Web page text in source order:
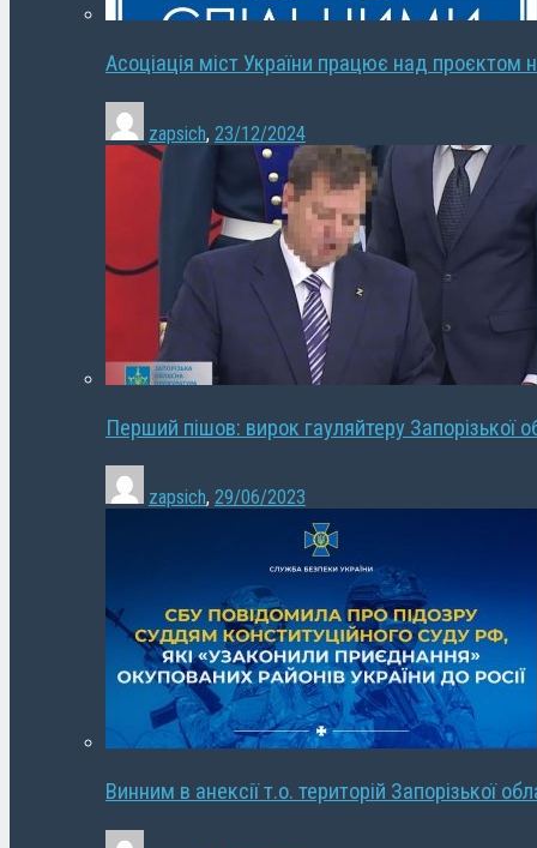
Асоціація міст України працює над проєктом
zapsich, 23/12/2024
Перший пішов: вирок гауляйтеру Запорізької
zapsich, 29/06/2023
Винним в анексії т.о. територій Запорізької